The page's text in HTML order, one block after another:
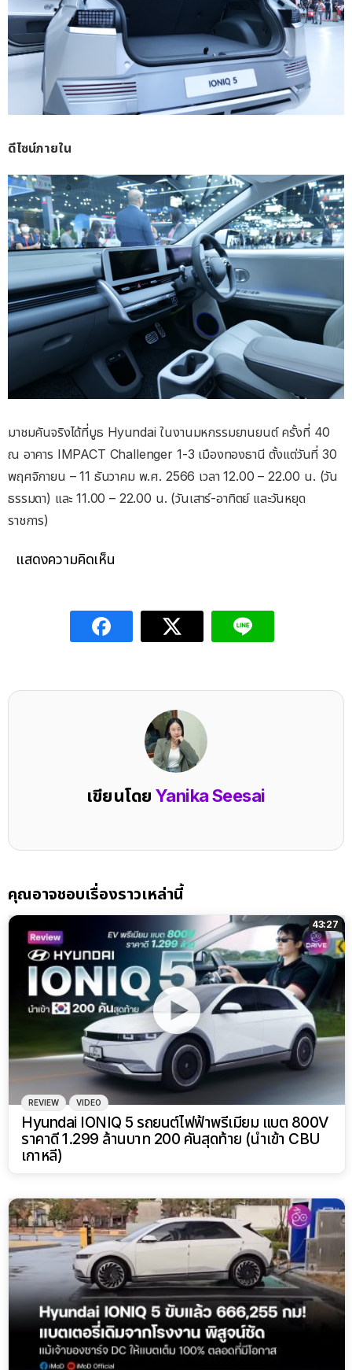
ดีไซน์ภายใน
มาชมคันจริงได้ที่บูธ Hyundai ในงานมหกรรมยานยนต์ ครั้งที่ 40
ณ อาคาร IMPACT Challenger 1-3 เมืองทองธานี ตั้งแต่วันที่ 30
พฤศจิกายน – 11 ธันวาคม พ.ศ. 2566 เวลา 12.00 – 22.00 น. (วัน
ธรรมดา) และ 11.00 – 22.00 น. (วันเสาร์-อาทิตย์ และวันหยุด
ราชการ)
แสดงความคิดเห็น
เขียนโดย Yanika Seesai
คุณอาจชอบเรื่องราวเหล่านี้
43:27
REVIEW VIDEO
Hyundai IONIQ 5 รถยนต์ไฟฟ้าพรีเมียม แบต 800V
ราคาดี 1.299 ล้านบาท 200 คันสุดท้าย (นำเข้า CBU
เกาหลี)